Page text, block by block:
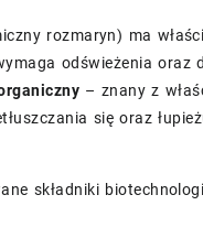
rozmaryn) ma
odświeżenia oraz
– znany z
się oraz
składniki